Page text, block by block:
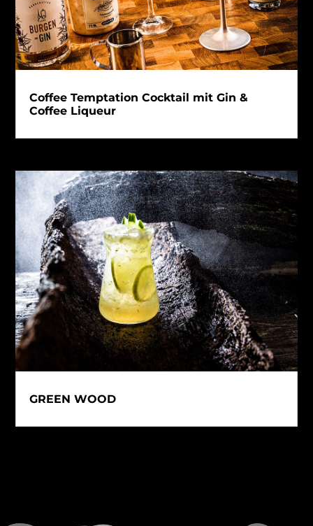
Coffee Temptation Cocktail mit Gin &
Coffee Liqueur
GREEN WOOD